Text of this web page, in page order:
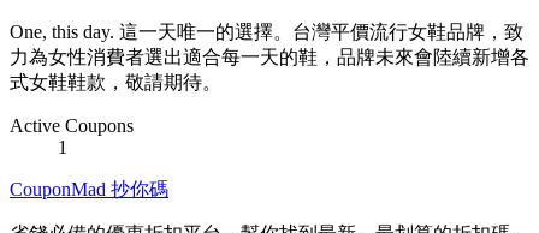
One, this day. 這一天唯一的選擇。台灣平價流行女鞋品牌，致
力為女性消費者選出適合每一天的鞋，品牌未來會陸續新增各
式女鞋鞋款，敬請期待。
Active Coupons
1
CouponMad 抄你碼